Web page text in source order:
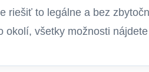
riešiť to legálne a bez
okolí, všetky možnosti